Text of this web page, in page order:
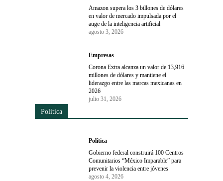
Amazon supera los 3 billones de dólares
en valor de mercado impulsada por el
auge de la inteligencia artificial
agosto 3, 2026
Empresas
Corona Extra alcanza un valor de 13,916
millones de dólares y mantiene el
liderazgo entre las marcas mexicanas en
2026
julio 31, 2026
Política
Política
Gobierno federal construirá 100 Centros
Comunitarios “México Imparable” para
prevenir la violencia entre jóvenes
agosto 4, 2026